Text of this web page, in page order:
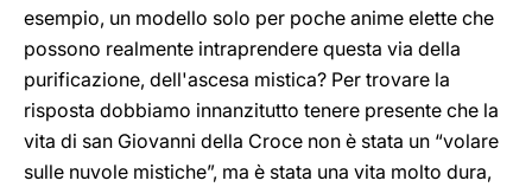
esempio, un modello solo per poche anime elette che
possono realmente intraprendere questa via della
purificazione, dell'ascesa mistica? Per trovare la
risposta dobbiamo innanzitutto tenere presente che la
vita di san Giovanni della Croce non è stata un “volare
sulle nuvole mistiche”, ma è stata una vita molto dura,